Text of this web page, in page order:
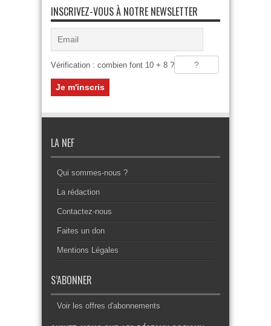
INSCRIVEZ-VOUS À NOTRE NEWSLETTER
Vérification : combien font 10 + 8 ?
LA NEF
Qui sommes-nous ?
La rédaction
Contactez-nous
Faites un don
Mentions Légales
S’ABONNER
Voir les offres d'abonnements